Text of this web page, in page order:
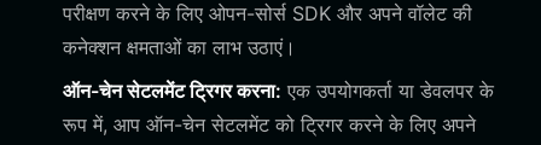
परीक्षण करने के लिए ओपन-सोर्स SDK और अपने वॉलेट की
कनेक्शन क्षमताओं का लाभ उठाएं।
ऑन-चेन सेटलमेंट ट्रिगर करना: एक उपयोगकर्ता या डेवलपर के
रूप में, आप ऑन-चेन सेटलमेंट को ट्रिगर करने के लिए अपने